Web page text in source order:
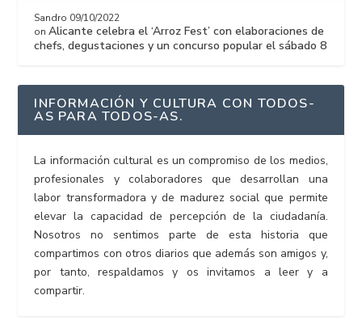
Sandro 09/10/2022
onAlicante celebra el ‘Arroz Fest’ con elaboraciones de
chefs, degustaciones y un concurso popular el sábado 8
INFORMACIÓN Y CULTURA CON TODOS-
AS PARA TODOS-AS.
La información cultural es un compromiso de los medios,
profesionales y colaboradores que desarrollan una
labor transformadora y de madurez social que permite
elevar la capacidad de percepción de la ciudadanía.
Nosotros no sentimos parte de esta historia que
compartimos con otros diarios que además son amigos y,
por tanto, respaldamos y os invitamos a leer y a
compartir.